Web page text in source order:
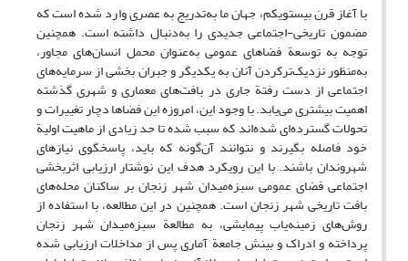
با آغاز قرن بیست­ویکم، جهان ما به‌تدریج به عصری وارد شده است که
مضمون تاریخی-اجتماعی جدیدی را به‌دنبال داشته است. همچنین
توجه به توسعة فضاهای عمومی به‌عنوان محمل انسان‌های مجاور،
به‌منظور نزدیک‌ترکردن آنان به یکدیگر و جبران بخشی از سرمایه‌های
اجتماعی از دست رفتة جاری در بافت‌های معماری و شهری گذشته
اهمیت بیشتری می‌یابد. با وجود این، امروزه این فضاها دچار تغییرات و
تحولات گسترده‌ای شده‌اند که سبب شده تا حد زیادی از ماهیت اولیة
خود فاصله بگیرند و نتوانند آن‌گونه که باید، پاسخگوی نیازهای
شهروندان باشند. با این رویکرد هدف این نوشتار ارزیابی اثربخشی
اجتماعی فضای عمومی سبزه‌میدان شهر زنجان بر ساکنان محله‌های
بافت تاریخی شهر زنجان است. همچنین در این مطالعه، با استفاده از
روش‌های زمینه‌یاب پیمایشی، به مطالعة سبزه‌میدان شهر زنجان
پرداخته و ادراک و بینش جامعة آماری پس از مداخلات ارزیابی شده